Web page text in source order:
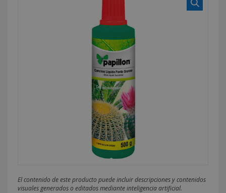
El contenido de este producto puede incluir descripciones y contenidos
visuales generados o editados mediante inteligencia artificial.